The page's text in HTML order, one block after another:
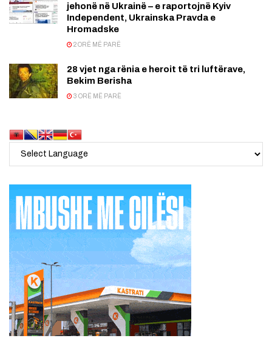
jehonë në Ukrainë – e raportojnë Kyiv
Independent, Ukrainska Pravda e
Hromadske
2 ORË MË PARË
28 vjet nga rënia e heroit të tri luftërave,
Bekim Berisha
3 ORË MË PARË